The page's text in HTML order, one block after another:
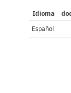
Idioma
Español